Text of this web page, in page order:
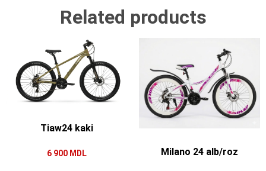
Related products
Tiaw24 kaki
6 900 MDL Milano 24 alb/roz